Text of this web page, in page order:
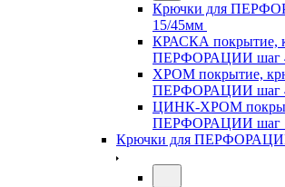
Крючки для
15/45мм
КРАСКА покрытие,
ПЕРФОРАЦИИ шаг
ХРОМ покрытие,
ПЕРФОРАЦИИ шаг
ЦИНК-ХРОМ
ПЕРФОРАЦИИ шаг
Крючки для